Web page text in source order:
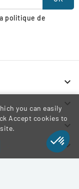
politique de




you can easily
Accept cookies to